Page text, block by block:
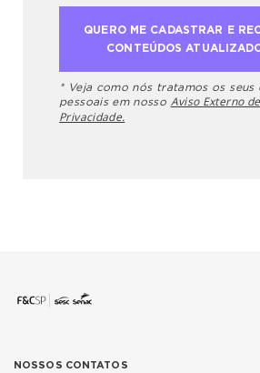
* Veja como nós tratamos os seus
pessoais em nosso Aviso Externo de
Privacidade.
NOSSOS CONTATOS